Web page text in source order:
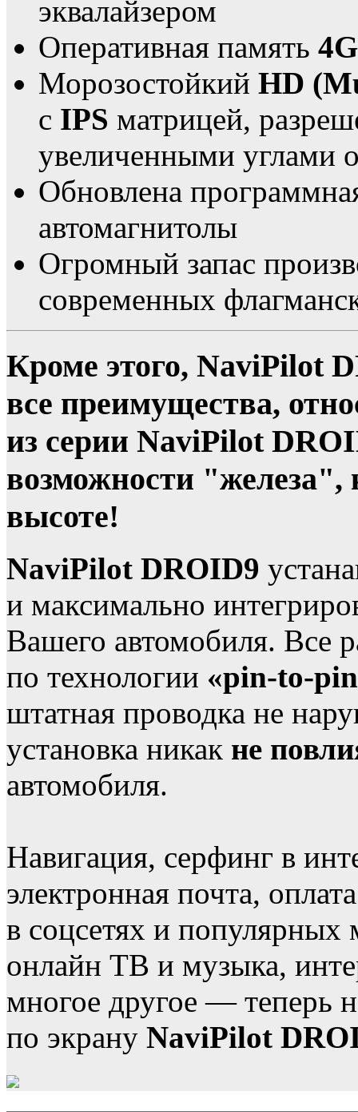
эквалайзером
Оперативная память
Морозостойкий HD
с IPS матрицей,
увеличенными углами
Обновлена
автомагнитолы
Огромный запас
современных
Кроме этого, NaviPilot
все преимущества,
из серии NaviPilot
возможности "железа",
высоте!
NaviPilot DROID9
и максимально
Вашего автомобиля. Все
по технологии «pin-to-
штатная проводка не
установка никак не
автомобиля.
Навигация, серфинг в
электронная почта,
в соцсетях и
онлайн ТВ и музыка,
многое другое — теперь
по экрану NaviPilot